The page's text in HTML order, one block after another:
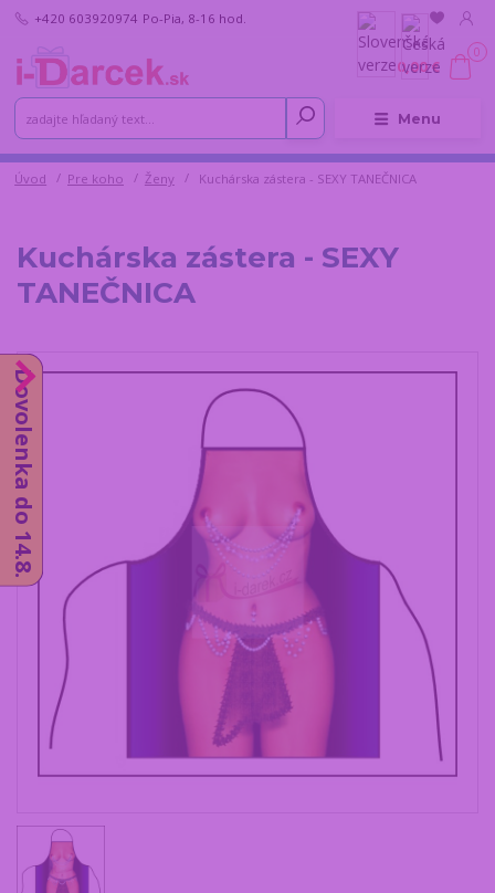
Menu
+420 603920974 Po-Pia, 8-16 hod.
0
0,00 €
Úvod Pre koho Ženy Kuchárska zástera - SEXY TANEČNICA
Kuchárska zástera - SEXY
TANEČNICA
Dovolenka do 14.8.